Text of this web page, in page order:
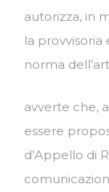
autorizza, in
la
norma
avverte che,
essere
d’Appello di